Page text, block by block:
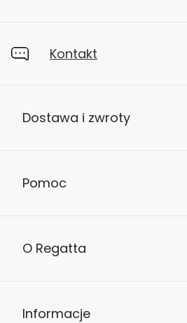
Kontakt
Dostawa i zwroty
Pomoc
O Regatta
Informacje